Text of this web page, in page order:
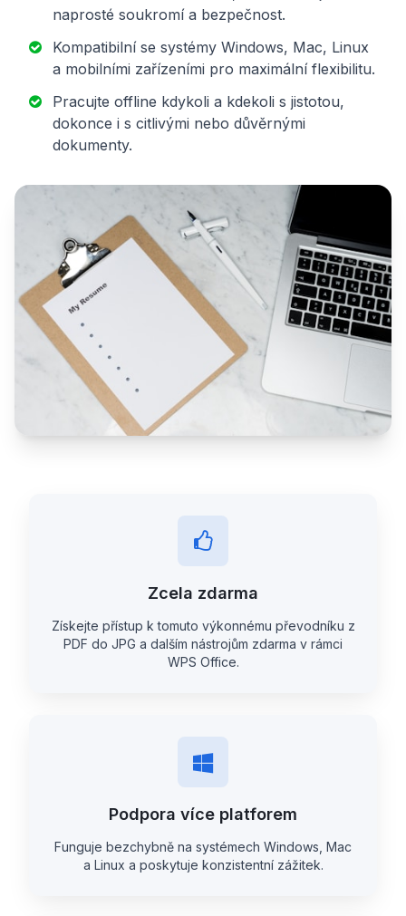
naprosté soukromí a bezpečnost.
Kompatibilní se systémy Windows, Mac, Linux
a mobilními zařízeními pro maximální flexibilitu.
Pracujte offline kdykoli a kdekoli s jistotou,
dokonce i s citlivými nebo důvěrnými
dokumenty.
Zcela zdarma
Získejte přístup k tomuto výkonnému převodníku z
PDF do JPG a dalším nástrojům zdarma v rámci
WPS Office.
Podpora více platforem
Funguje bezchybně na systémech Windows, Mac
a Linux a poskytuje konzistentní zážitek.